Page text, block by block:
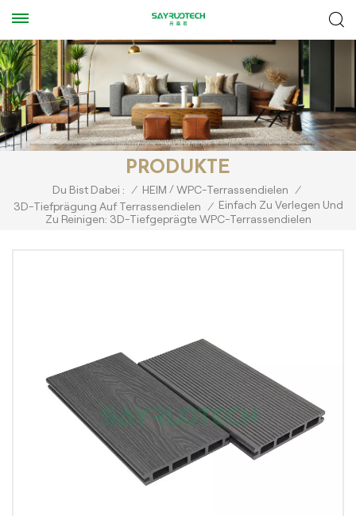
PRODUKTE
Du Bist Dabei : / HEIM /WPC-Terrassendielen /
3D-Tiefprägung Auf Terrassendielen
/ Einfach Zu Verlegen Und
Zu Reinigen: 3D-Tiefgeprägte WPC-Terrassendielen